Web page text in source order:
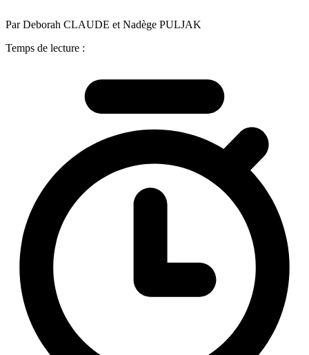
Par Deborah CLAUDE et Nadège PULJAK
Temps de lecture :